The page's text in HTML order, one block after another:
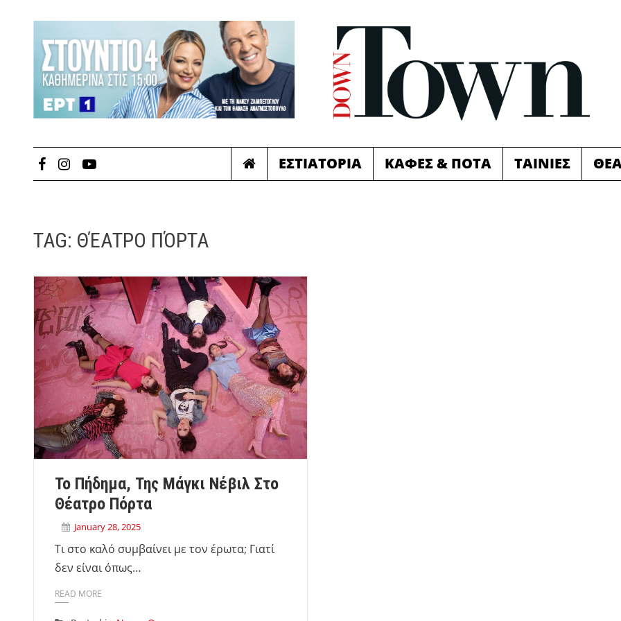
ΕΣΤΙΑΤΟΡΙΑ ΚΑΦΕΣ & ΠΟΤΑ ΤΑΙΝΙΕΣ
TAG: ΘΈΑΤΡΟ ΠΌΡΤΑ
Το Πήδημα, Της Μάγκι Νέβιλ Στο
Θέατρο Πόρτα
January 28, 2025
Τι στο καλό συμβαίνει με τον έρωτα; Γιατί
δεν είναι όπως…
READ MORE